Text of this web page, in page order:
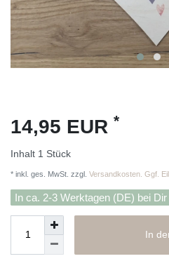
14,95 EUR *
Inhalt 1 Stück
* inkl. ges. MwSt. zzgl. Versandkosten. Ggf.
In ca. 2-3 Werktagen (DE) bei Dir
In